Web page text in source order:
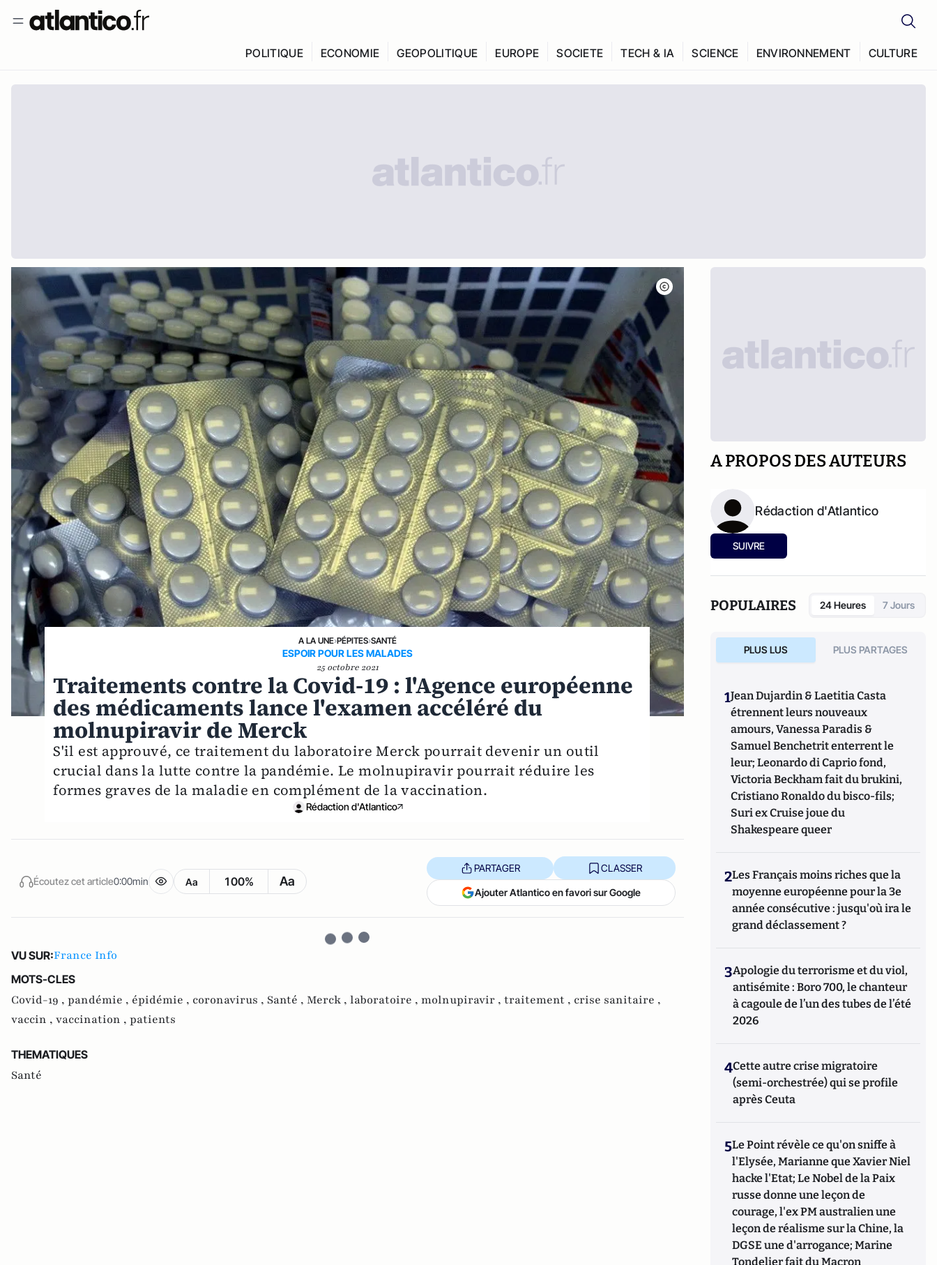
POLITIQUE ECONOMIE GEOPOLITIQUE EUROPE SOCIETE TECH & IA SCIENCE ENVIRONNEMENT CULTURE
A LA UNE›PÉPITES›SANTÉ
ESPOIR POUR LES MALADES
25 octobre 2021
Traitements contre la Covid-19 : l'Agence européenne
des médicaments lance l'examen accéléré du
molnupiravir de Merck
S'il est approuvé, ce traitement du laboratoire Merck pourrait devenir un outil
crucial dans la lutte contre la pandémie. Le molnupiravir pourrait réduire les
formes graves de la maladie en complément de la vaccination.
Rédaction d'Atlantico
Écoutez cet article0:00min Aa 100% Aa
PARTAGER CLASSER
Ajouter Atlantico en favori sur Google
VU SUR:France Info
MOTS-CLES
Covid-19 , pandémie , épidémie , coronavirus , Santé , Merck , laboratoire , molnupiravir , traitement , crise sanitaire ,
vaccin , vaccination , patients
THEMATIQUES
Santé
A PROPOS DES AUTEURS
Rédaction d'Atlantico
SUIVRE
POPULAIRES 24 Heures 7 Jours
PLUS LUS PLUS PARTAGES
1Jean Dujardin & Laetitia Casta
étrennent leurs nouveaux
amours, Vanessa Paradis &
Samuel Benchetrit enterrent le
leur; Leonardo di Caprio fond,
Victoria Beckham fait du brukini,
Cristiano Ronaldo du bisco-fils;
Suri ex Cruise joue du
Shakespeare queer
2Les Français moins riches que la
moyenne européenne pour la 3e
année consécutive : jusqu'où ira le
grand déclassement ?
3Apologie du terrorisme et du viol,
antisémite : Boro 700, le chanteur
à cagoule de l’un des tubes de l’été
2026
4Cette autre crise migratoire
(semi-orchestrée) qui se profile
après Ceuta
5Le Point révèle ce qu'on sniffe à
l'Elysée, Marianne que Xavier Niel
hacke l'Etat; Le Nobel de la Paix
russe donne une leçon de
courage, l'ex PM australien une
leçon de réalisme sur la Chine, la
DGSE une d'arrogance; Marine
Tondelier fait du Macron